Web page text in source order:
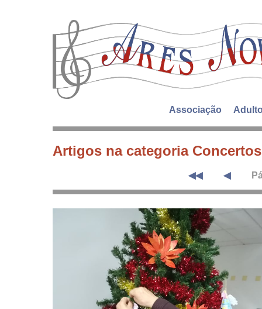
Associação
Artigos na categoria Concertos
◀◀ ◀